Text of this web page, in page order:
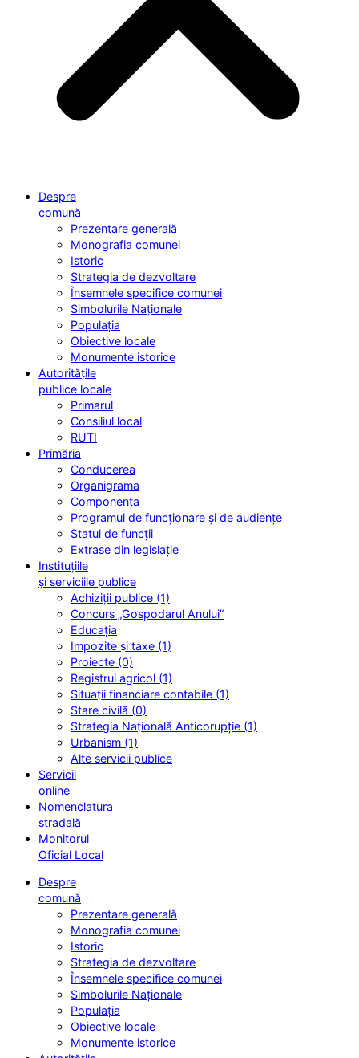
Despre
comună
Prezentare generală
Monografia comunei
Istoric
Strategia de dezvoltare
Însemnele specifice comunei
Simbolurile Naționale
Populația
Obiective locale
Monumente istorice
Autoritățile
publice locale
Primarul
Consiliul local
RUTI
Primăria
Conducerea
Organigrama
Componența
Programul de funcționare și de audiențe
Statul de funcții
Extrase din legislație
Instituțiile
și serviciile publice
Achiziții publice (1)
Concurs „Gospodarul Anului”
Educația
Impozite și taxe (1)
Proiecte (0)
Registrul agricol (1)
Situații financiare contabile (1)
Stare civilă (0)
Strategia Națională Anticorupție (1)
Urbanism (1)
Alte servicii publice
Servicii
online
Nomenclatura
stradală
Monitorul
Oficial Local
Despre
comună
Prezentare generală
Monografia comunei
Istoric
Strategia de dezvoltare
Însemnele specifice comunei
Simbolurile Naționale
Populația
Obiective locale
Monumente istorice